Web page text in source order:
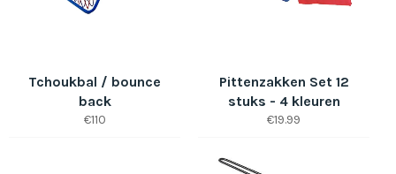
Tchoukbal / bounce
back
Normale
€110
Pittenzakken Set 12
stuks - 4 kleuren
Normale
€19.99